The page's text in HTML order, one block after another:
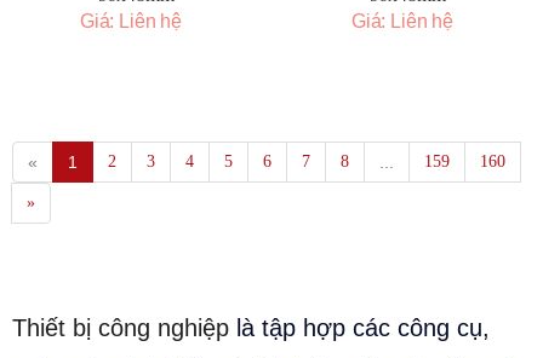
Giá: Liên hệ
Giá: Liên hệ
« 1 2 3 4 5 6 7 8 159 160
»
Thiết bị công nghiệp là tập hợp các công cụ,